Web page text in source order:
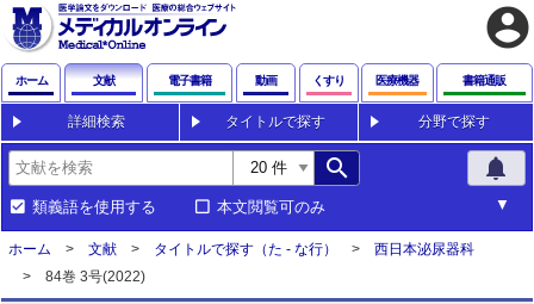
account_circle
ホーム 文献 電子書籍 動画 くすり 医療機器 書籍通販
詳細検索 タイトルで探す 分野で探す
search notifications
類義語を使用する 本文閲覧可のみ
ホーム 文献 タイトルで探す（た - な行）
西日本泌尿器科
84巻 3号(2022)